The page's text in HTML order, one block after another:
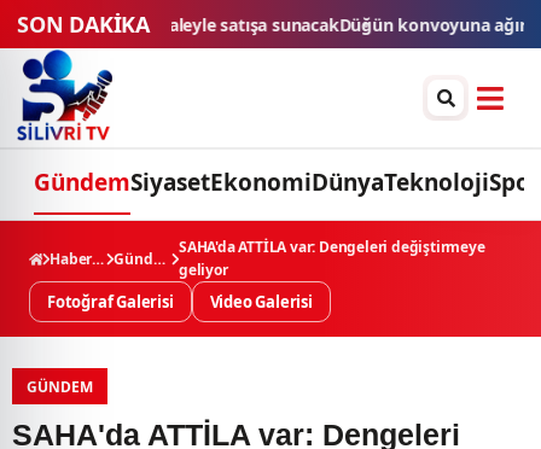
SON DAKİKA
Düğün konvoyuna ağır fatura: 540 bin lira ceza, 6 araç
GündemSiyasetEkonomiDünyaTeknolojiSpor
Haberler Gündem
SAHA'da ATTİLA var: Dengeleri değiştirmeye
geliyor
Fotoğraf Galerisi Video Galerisi
GÜNDEM
SAHA'da ATTİLA var: Dengeleri